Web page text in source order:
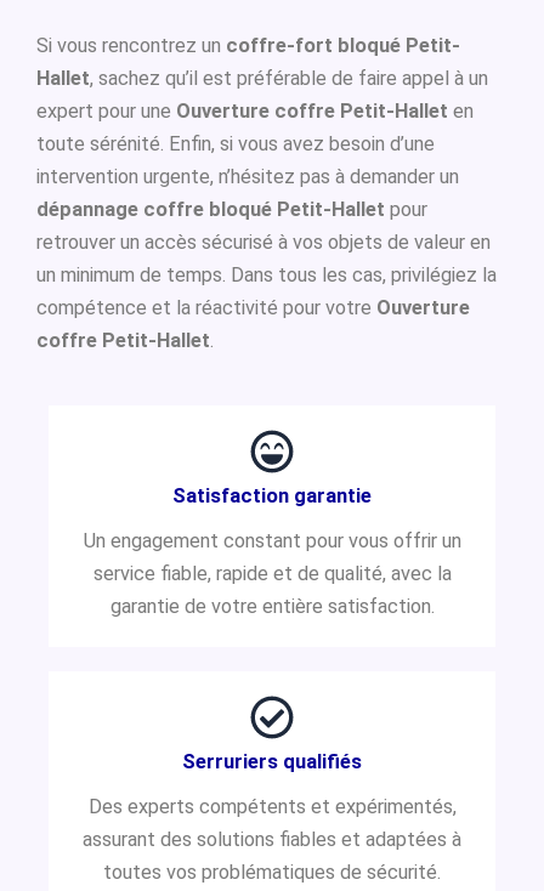
Si vous rencontrez un coffre-fort bloqué Petit-
Hallet, sachez qu’il est préférable de faire appel à un
expert pour une Ouverture coffre Petit-Hallet en
toute sérénité. Enfin, si vous avez besoin d’une
intervention urgente, n’hésitez pas à demander un
dépannage coffre bloqué Petit-Hallet pour
retrouver un accès sécurisé à vos objets de valeur en
un minimum de temps. Dans tous les cas, privilégiez la
compétence et la réactivité pour votre Ouverture
coffre Petit-Hallet.
Satisfaction garantie
Un engagement constant pour vous offrir un
service fiable, rapide et de qualité, avec la
garantie de votre entière satisfaction.
Serruriers qualifiés
Des experts compétents et expérimentés,
assurant des solutions fiables et adaptées à
toutes vos problématiques de sécurité.